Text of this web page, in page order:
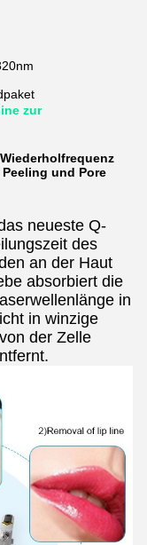
zur
und Pore
neueste Q-
des
an der Haut
absorbiert die
in
in winzige
der Zelle